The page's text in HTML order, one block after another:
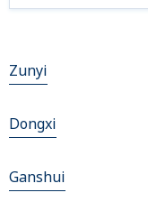
Zunyi
Dongxi
Ganshui